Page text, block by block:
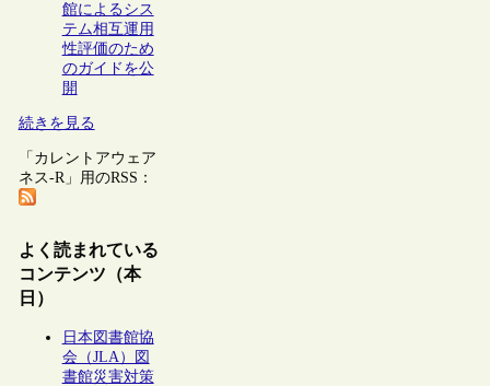
館によるシス
テム相互運用
性評価のため
のガイドを公
開
続きを見る
「カレントアウェア
ネス-R」用のRSS：
よく読まれている
コンテンツ（本
日）
日本図書館協
会（JLA）図
書館災害対策